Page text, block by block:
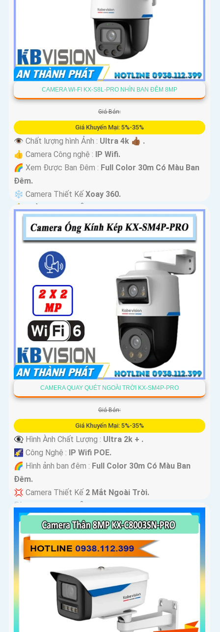
CAMERA WI-FI KX-S8L-PRO NHÌN BAN ĐÊM 8MP
Giá Bán:
Giá Khuyến Mại: 5%-35%
👁 Chất lượng hình Ảnh : Ultra 4k 👍🏾 .
👍 Camera Công nghệ : IP Wifi.
🌈 Xem Được Ban Đêm : Full Color 30m Có Màu Ban
Ðêm.
❄ Camera Thiết Kế Xoay 360.
️🔔 Khả Năng :Thu Âm Và Loa.
CAMERA QUAY QUÉT NGOÀI TRỜI KX-SM4P-PRO
Giá Bán:
Giá Khuyến Mại: 5%-35%
👁️‍🗨 Hình Ành Chất Lượng : Ultra 2k + .
🌠 Công Nghệ : IP Wifi POE.
🌈 Hình ảnh ban đêm : Full Color 30m Có Màu Ban
Ðêm.
💢 Camera Thiết Kế 2 Mắt Ngoài Trời.
️📡 Tích Hợp :Thu Âm Và Loa.